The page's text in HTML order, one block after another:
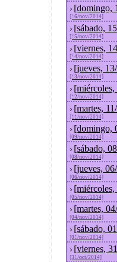
› [domingo,
[16/nov/2014]
› [sábado,
[15/nov/2014]
› [viernes,
[14/nov/2014]
› [jueves,
[13/nov/2014]
›
[12/nov/2014]
› [martes,
[11/nov/2014]
› [domingo,
[09/nov/2014]
› [sábado,
[08/nov/2014]
› [jueves,
[06/nov/2014]
›
[05/nov/2014]
› [martes,
[04/nov/2014]
› [sábado,
[01/nov/2014]
› [viernes,
[31/oct/2014]